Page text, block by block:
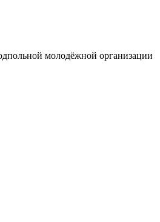
молодёжной организации